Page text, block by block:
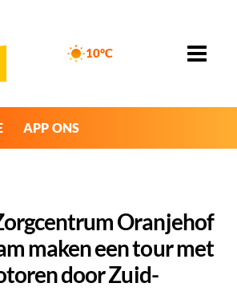
10°C
APP ONS
Oranjehof
maken een tour met
door Zuid-